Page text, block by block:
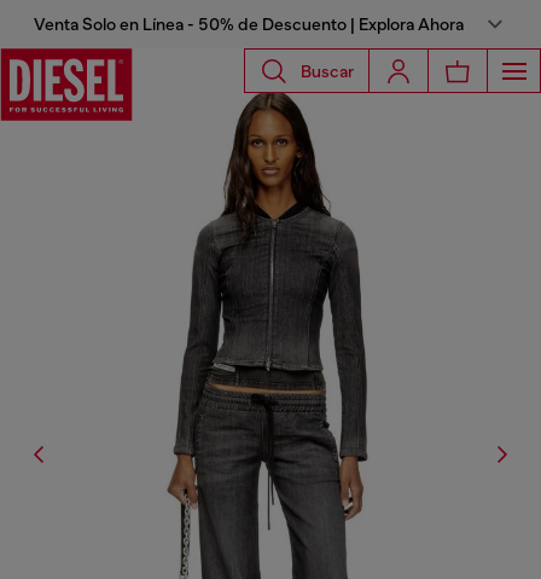
Venta Solo en Línea - 50% de Descuento | Explora Ahora
Buscar